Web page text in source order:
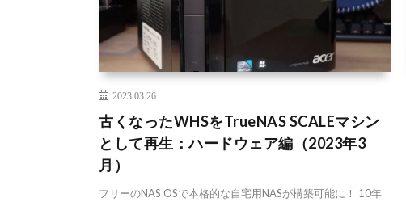
2023.03.26
古くなったWHSをTrueNAS SCALEマシン
として再生：ハードウェア編（2023年3
月）
フリーのNAS OSで本格的な自宅用NASが構築可能に！ 10年